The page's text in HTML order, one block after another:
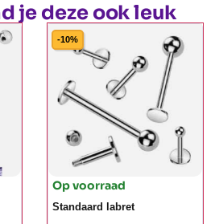
je deze ook leuk
-10%
Op voorraad
Standaard labret